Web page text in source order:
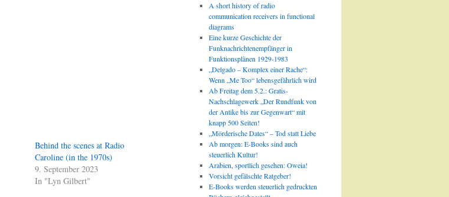
Behind the scenes at Radio
Caroline (in the 1970s)
9. September 2023
In "Lyn Gilbert"
A short history of radio
communication receivers in functional
diagrams
Eine kurze Geschichte der
Funknachrichtenempfänger in
Funktionsplänen 1929-1983
„Delgado – Komplex einer Rache“:
Wenn „Me Too“ lebensgefährlich wird
Ab Freitag dem 5.2.: Gratis-
Nachschlagewerk „Der Rundfunk von
der Antike bis zur Gegenwart“ mit
knapp 500 Seiten!
„Mörderische Dates“ – Tod statt Liebe
Ab morgen: E-Books sind auch
steuerlich Kultur!
Arabien, sportlich gesehen: Oweia!
Vorsicht gefälschte Ratgeber!
E-Books werden steuerlich gedruckten